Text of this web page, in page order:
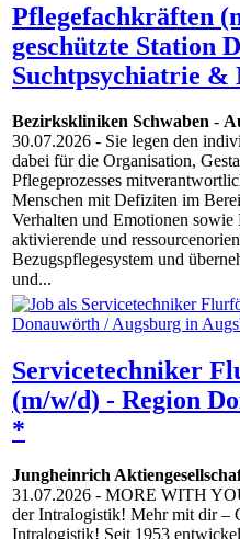
Pflegefachkräften
geschützte Station
Suchtpsychiatrie &
Bezirkskliniken Schwaben -
30.07.2026 - Sie legen den
dabei für die Organisation,
Pflegeprozesses
Menschen mit Defiziten im
Verhalten und Emotionen
aktivierende und
Bezugspflegesystem und
und...
Servicetechniker
(m/w/d) - Region
*
Jungheinrich
31.07.2026 - MORE WITH
der Intralogistik! Mehr mit dir –
Intralogistik! Seit 1953